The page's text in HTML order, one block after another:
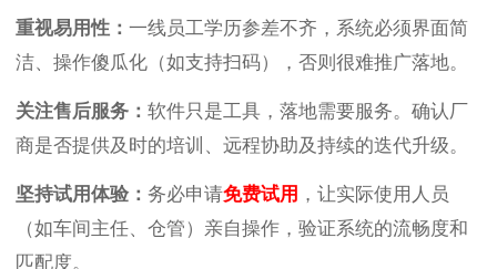
重视易用性： 一线员工学历参差不齐，系统必须界面简
洁、操作傻瓜化（如支持扫码），否则很难推广落地。
关注售后服务： 软件只是工具，落地需要服务。确认厂
商是否提供及时的培训、远程协助及持续的迭代升级。
坚持试用体验： 务必申请免费试用 ，让实际使用人员
（如车间主任、仓管）亲自操作，验证系统的流畅度和
匹配度。